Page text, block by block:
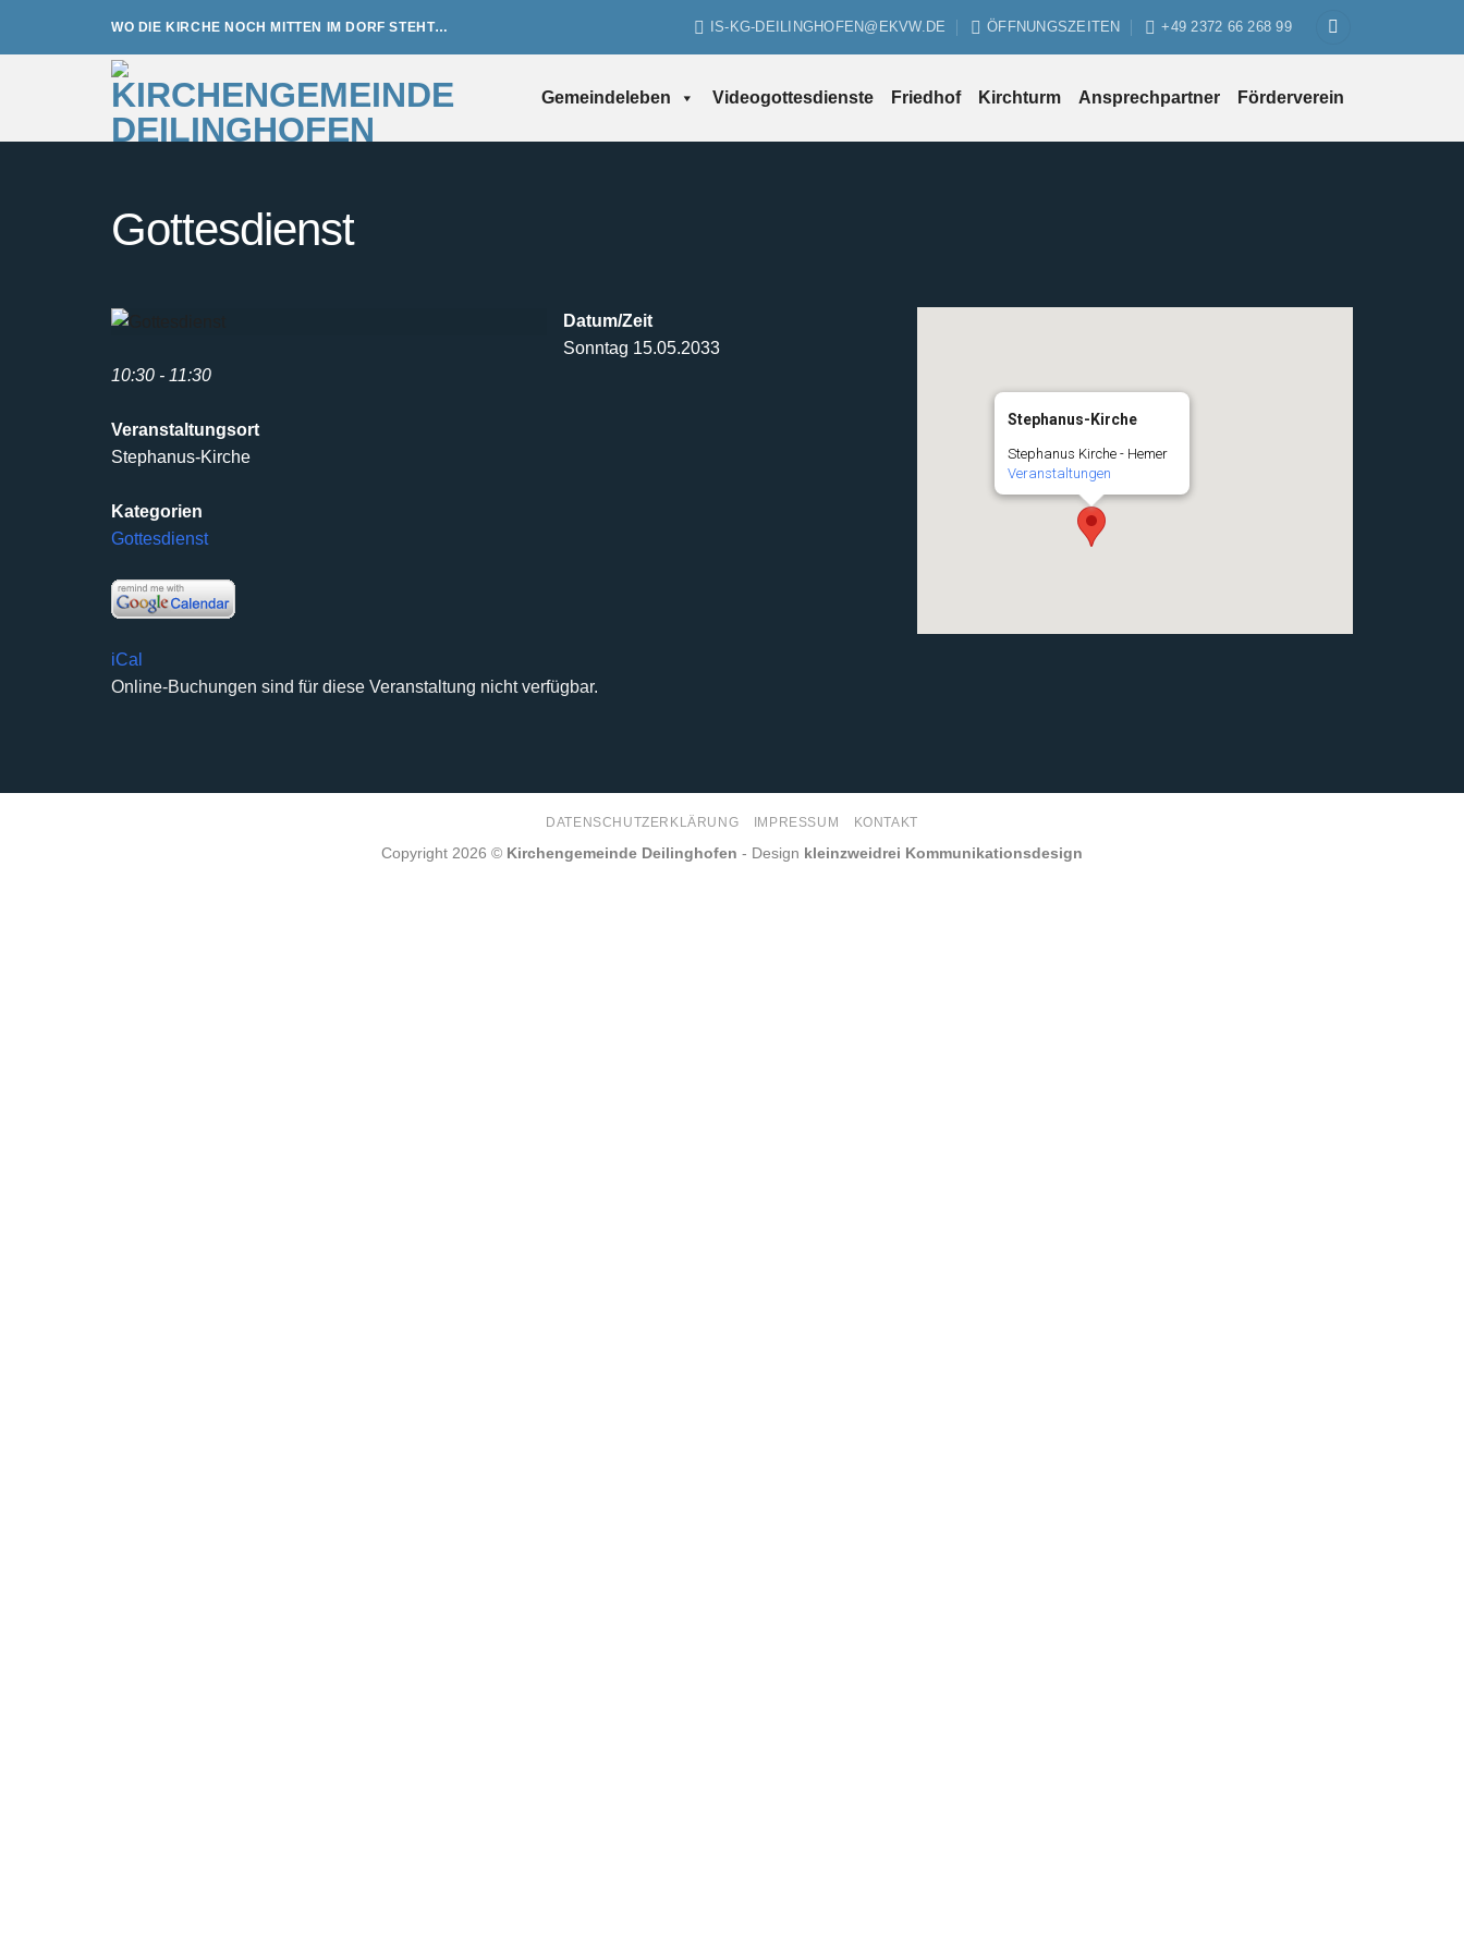
WO DIE KIRCHE NOCH MITTEN IM DORF STEHT… IS-KG-DEILINGHOFEN@EKVW.DE ÖFFNUNGSZEITEN +49 2372 66 268 99
Gemeindeleben Videogottesdienste Friedhof Kirchturm Ansprechpartner Förderverein
Gottesdienst
Stephanus-Kirche
Stephanus Kirche - Hemer
Veranstaltungen
Datum/Zeit
Sonntag 15.05.2033
10:30 - 11:30
Veranstaltungsort
Stephanus-Kirche
Kategorien
Gottesdienst
iCal
Online-Buchungen sind für diese Veranstaltung nicht verfügbar.
DATENSCHUTZERKLÄRUNG IMPRESSUM KONTAKT
Copyright 2026 © Kirchengemeinde Deilinghofen - Design kleinzweidrei Kommunikationsdesign